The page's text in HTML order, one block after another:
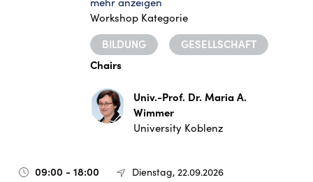
Workshop Kategorie
BILDUNG
GESELLSCHAFT
Chairs
Univ.-Prof. Dr. Maria A.
Wimmer
University Koblenz
09:00 - 18:00
Dienstag, 22.09.2026